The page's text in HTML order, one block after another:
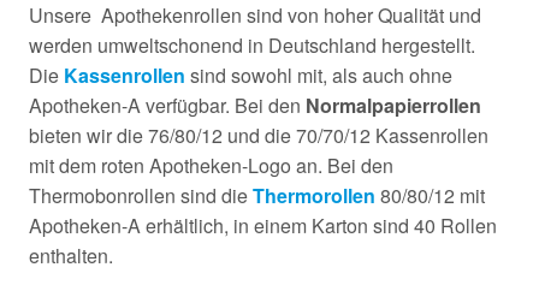
Unsere Apothekenrollen sind von hoher Qualität und
werden umweltschonend in Deutschland hergestellt.
Die Kassenrollen sind sowohl mit, als auch ohne
Apotheken-A verfügbar. Bei den Normalpapierrollen
bieten wir die 76/80/12 und die 70/70/12 Kassenrollen
mit dem roten Apotheken-Logo an. Bei den
Thermobonrollen sind dieThermorollen 80/80/12 mit
Apotheken-A erhältlich, in einem Karton sind 40 Rollen
enthalten.